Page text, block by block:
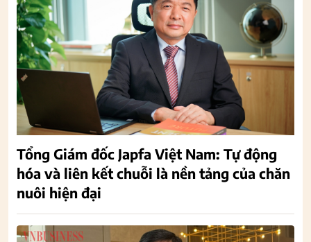
Tổng Giám đốc Japfa Việt Nam: Tự động
hóa và liên kết chuỗi là nền tảng của chăn
nuôi hiện đại